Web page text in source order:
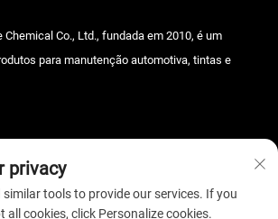
Chemical Co., Ltd., fundada em 2010, é um
para manutenção automotiva, tintas e
privacy
similar tools to provide our services. If you
all cookies, click Personalize cookies.